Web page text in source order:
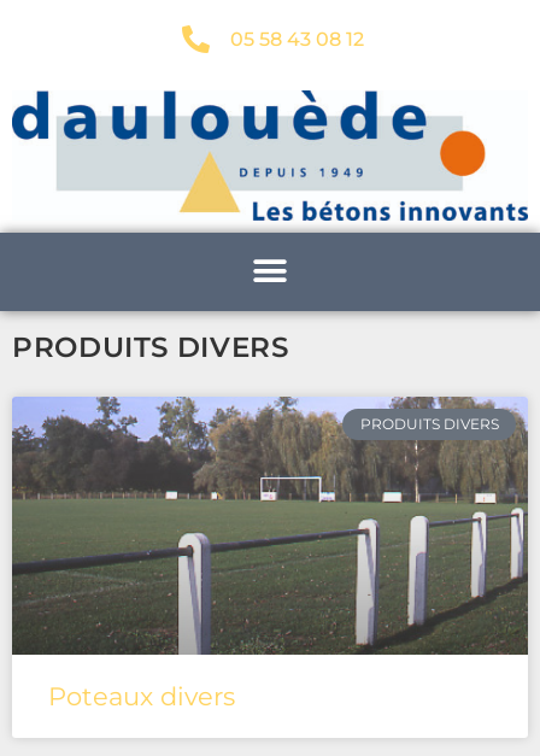
05 58 43 08 12
PRODUITS DIVERS
PRODUITS DIVERS
Poteaux divers